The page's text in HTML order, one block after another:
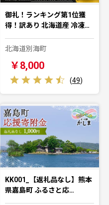
御礼！ランキング第1位獲
得！訳あり 北海道産 冷凍…
北海道別海町
￥8,000
(49)
KK001_【返礼品なし】熊本
県嘉島町 ふるさと応…